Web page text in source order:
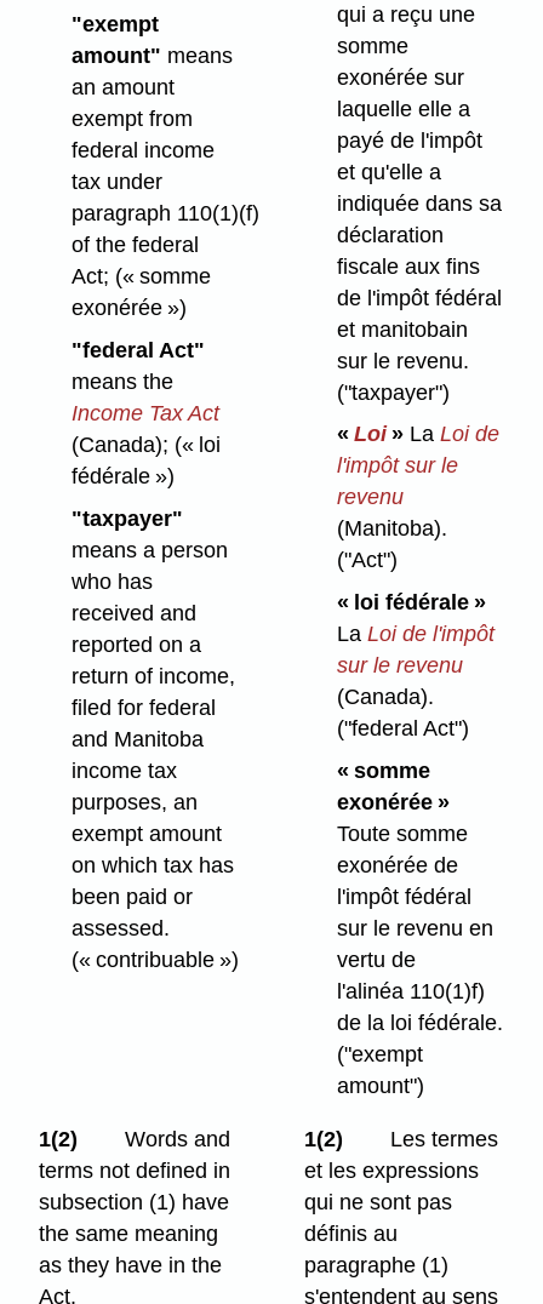
"exempt
amount" means
an amount
exempt from
federal income
tax under
paragraph 110(1)⁠(f)
of the federal
Act; (« somme
exonérée »)
"federal Act"
means the
Income Tax Act
(Canada); (« loi
fédérale »)
"taxpayer"
means a person
who has
received and
reported on a
return of income,
filed for federal
and Manitoba
income tax
purposes, an
exempt amount
on which tax has
been paid or
assessed.
(« contribuable »)
qui a reçu une
somme
exonérée sur
laquelle elle a
payé de l'impôt
et qu'elle a
indiquée dans sa
déclaration
fiscale aux fins
de l'impôt fédéral
et manitobain
sur le revenu.
("taxpayer")
« Loi»La Loi de
l'impôt sur le
revenu
(Manitoba).
("Act")
« loi fédérale »
La Loi de l'impôt
sur le revenu
(Canada).
("federal Act")
« somme
exonérée »
Toute somme
exonérée de
l'impôt fédéral
sur le revenu en
vertu de
l'alinéa 110(1)f)
de la loi fédérale.
("exempt
amount")
1(2)
Words and
terms not defined in
subsection (1) have
the same meaning
as they have in the
Act.
1(2)
Les termes
et les expressions
qui ne sont pas
définis au
paragraphe (1)
s'entendent au sens